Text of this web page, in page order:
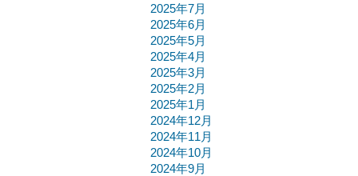
2025年7月
2025年6月
2025年5月
2025年4月
2025年3月
2025年2月
2025年1月
2024年12月
2024年11月
2024年10月
2024年9月